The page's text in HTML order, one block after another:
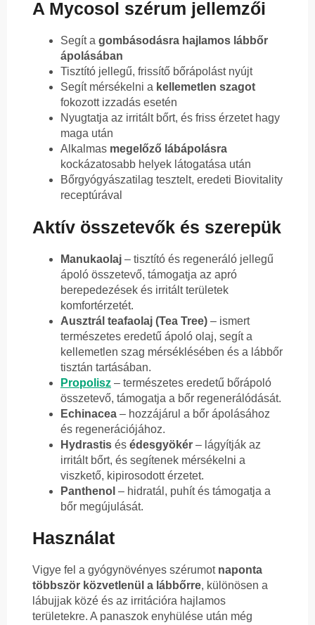
A Mycosol szérum jellemzői
Segít a gombásodásra hajlamos lábbőr
ápolásában
Tisztító jellegű, frissítő bőrápolást nyújt
Segít mérsékelni a kellemetlen szagot
fokozott izzadás esetén
Nyugtatja az irritált bőrt, és friss érzetet hagy
maga után
Alkalmas megelőző lábápolásra
kockázatosabb helyek látogatása után
Bőrgyógyászatilag tesztelt, eredeti Biovitality
receptúrával
Aktív összetevők és szerepük
Manukaolaj – tisztító és regeneráló jellegű
ápoló összetevő, támogatja az apró
berepedezések és irritált területek
komfortérzetét.
Ausztrál teafaolaj (Tea Tree) – ismert
természetes eredetű ápoló olaj, segít a
kellemetlen szag mérséklésében és a lábbőr
tisztán tartásában.
Propolisz – természetes eredetű bőrápoló
összetevő, támogatja a bőr regenerálódását.
Echinacea – hozzájárul a bőr ápolásához
és regenerációjához.
Hydrastis és édesgyökér – lágyítják az
irritált bőrt, és segítenek mérsékelni a
viszkető, kipirosodott érzetet.
Panthenol – hidratál, puhít és támogatja a
bőr megújulását.
Használat
Vigye fel a gyógynövényes szérumot naponta
többször közvetlenül a lábbőrre, különösen a
lábujjak közé és az irritációra hajlamos
területekre. A panaszok enyhülése után még